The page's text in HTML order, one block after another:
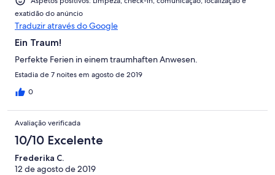
exatidão do anúncio
Traduzir através do Google
Ein Traum!
Perfekte Ferien in einem traumhaften Anwesen.
Estadia de 7 noites em agosto de 2019
0
Avaliação verificada
10/10 Excelente
Frederika C.
12 de agosto de 2019